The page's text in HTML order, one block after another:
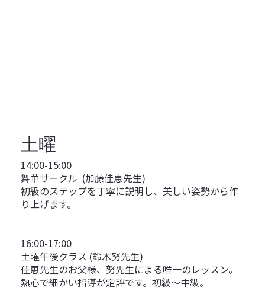
土曜
14:00-15:00
舞華サークル (加藤佳恵先生)
初級のステップを丁寧に説明し、美しい姿勢から作
り上げます。
16:00-17:00
土曜午後クラス (鈴木努先生)
佳恵先生のお父様、努先生による唯一のレッスン。
熱心で細かい指導が定評です。初級〜中級。